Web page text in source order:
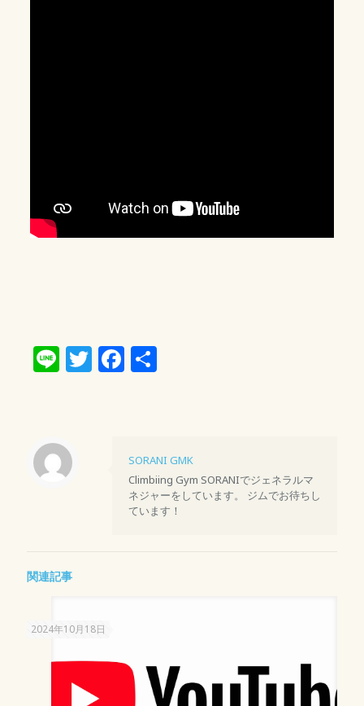
LineTwitter
Facebook
共
SORANI GMK
Climbiing Gym SORANIでジェネラルマ
ネジャーをしています。 ジムでお待ちし
ています！
関連記事
2024年10月18日